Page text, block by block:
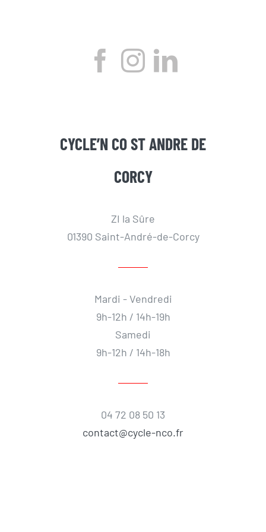
CYCLE’N CO ST ANDRE DE
CORCY
ZI la Sûre
01390 Saint-André-de-Corcy
Mardi - Vendredi
9h-12h / 14h-19h
Samedi
9h-12h / 14h-18h
04 72 08 50 13
contact@cycle-nco.fr